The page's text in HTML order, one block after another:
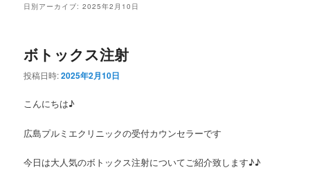
日別アーカイブ:2025年2月10日
ボトックス注射
投稿日時:2025年2月10日
こんにちは♪
広島プルミエクリニックの受付カウンセラーです
今日は大人気のボトックス注射についてご紹介致します♪♪